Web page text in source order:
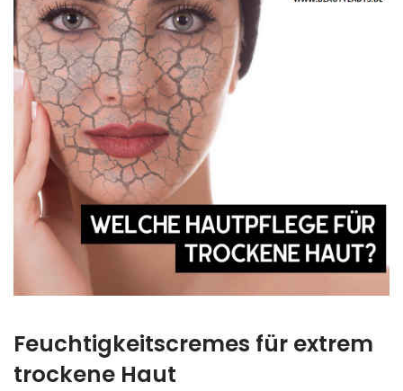
Feuchtigkeitscremes für extrem
trockene Haut